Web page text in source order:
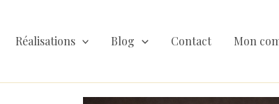
Réalisations Blog Contact Mon